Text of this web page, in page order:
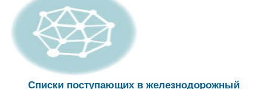
Списки поступающих в железнодорожный